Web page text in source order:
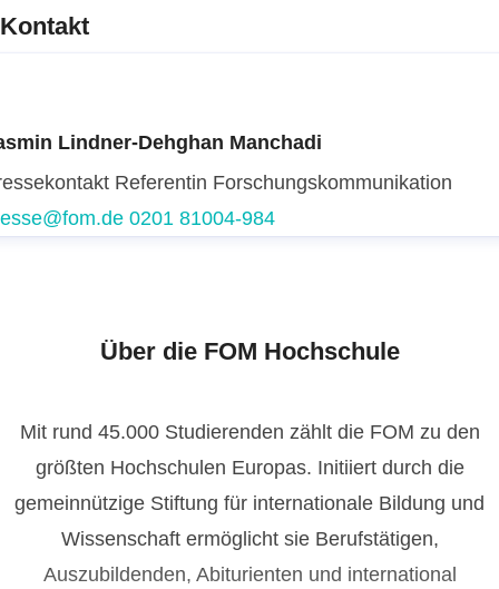
Kontakt
Lindner-Dehghan Manchadi
Referentin Forschungskommunikation
0201 81004-984
Über die FOM Hochschule
Mit rund 45.000 Studierenden zählt die FOM zu den
größten Hochschulen Europas. Initiiert durch die
gemeinnützige Stiftung für internationale Bildung und
Wissenschaft ermöglicht sie Berufstätigen,
Auszubildenden, Abiturienten und international